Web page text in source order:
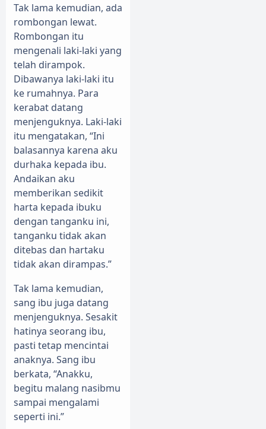
Tak lama kemudian, ada
rombongan lewat.
Rombongan itu
mengenali laki-laki yang
telah dirampok.
Dibawanya laki-laki itu
ke rumahnya. Para
kerabat datang
menjenguknya. Laki-laki
itu mengatakan, “Ini
balasannya karena aku
durhaka kepada ibu.
Andaikan aku
memberikan sedikit
harta kepada ibuku
dengan tanganku ini,
tanganku tidak akan
ditebas dan hartaku
tidak akan dirampas.”
Tak lama kemudian,
sang ibu juga datang
menjenguknya. Sesakit
hatinya seorang ibu,
pasti tetap mencintai
anaknya. Sang ibu
berkata, “Anakku,
begitu malang nasibmu
sampai mengalami
seperti ini.”